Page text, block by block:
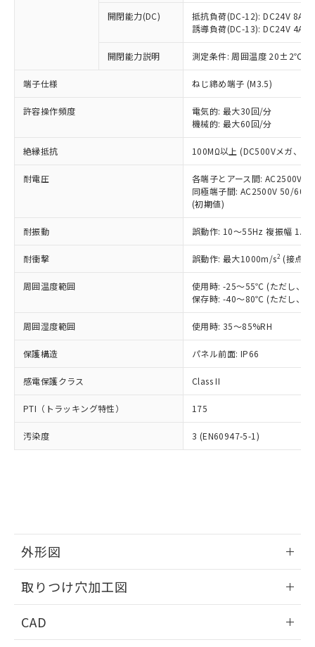
開閉能力(DC)
抵抗負荷(DC-12): DC24V 8A/
誘導負荷(DC-13): DC24V 4A/
開閉能力説明 測定条件: 周囲温度 20±2℃、
端子仕様 ねじ締め端子 (M3.5)
許容操作頻度
電気的: 最大30回/分
機械的: 最大60回/分
絶縁抵抗 100MΩ以上 (DC500Vメガ、点
耐電圧
各端子とアース間: AC2500V
同極端子間: AC2500V 50/
(初期値)
耐振動 誤動作: 10～55Hz 複振幅
耐衝撃 誤動作: 最大1000m/s2 (接点
周囲温度範囲
使用時: -25～55℃ (ただし、氷
保存時: -40～80℃ (ただし、氷
周囲湿度範囲 使用時: 35～85%RH
保護構造 パネル前面: IP66
感電保護クラス Class II
PTI（トラッキング特性） 175
汚染度 3 (EN60947-5-1)
外形図
取りつけ穴加工図
CAD
ことをご了承ください。
在庫状況および標準価格照会結果は、
記載している更新日時点での社内デー
タに基づき作成されるものであり、閲
覧された時点での実際の在庫および標
準価格とは異なる場合があることをご
正式な納期状況および標準価格はお客
様のお取引先、またはお客様担当のオ
ムロン制御機器販売店・当社販売員に
オムロン制御機器販売店や当社販売拠
販売ネットワーク
」をご確認
在庫状況および標準価格結果を当社の
事前の承諾なく第三者に漏洩または開
示しないようお願いします。
マイパーツ機能（部品リスト作成サー
ビス）をご利用いただくには、I-Web
メンバーズにご登録されている必要が
お客様が当ウェブサイト上で当社にご
登録された部品リストについて、当社
および当社の共同利用者が、当社の製
品・サービスに関するお客様との取
引・商談に必要な範囲で利用すること
※当社の共同利用者とは、"個人情報
の「1.共同利
用者の範囲」に記載されている法人を
いたものが、含有品と判明した場合などや
むを得ず変更することがあります。
*EU RoHS指令（10物質）：
鉛(Pb) 1000ppm以下、 水銀(Hg) 1000ppm以下、 カド
六価クロム(Cr(Ⅵ)) 1000ppm以下、ポリ臭化ビフェニル
類(PBB) 1000ppm以下、ポリ臭化ジフェニルエーテル類
(PBDE) 1000ppm以下、フタル酸ビス(2-エチルヘキシ
ル) (DEHP)(別名：DOP) 1000ppm以下、フタル酸ブチ
ルベンジル（BBP） 1000ppm以下、フタル酸ジブチル
（DBP） 1000ppm以下、フタル酸ジイソブチル
(DIBP) 1000ppm以下
但し、RoHS指令で産業用監視および制御機器に対する
フタル酸エステル類の４物質については閾値を超える意
図的な使用がないことを確認しています。
部品在庫の切り替え状況などにより、予定
月が前後することがあります。
※3 非含有証明書ダウンロード
下記の非含有証明書をダウンロードするこ
とができます。
EU RoHS指令（10物質）の非含有証明書
51物質の非含有証明書（当社基準）
※本証明書は発行日時点で非含有を証明す
るもので、過去に遡って非含有を証明する
していることから、特段のことがない限
り、2022年1月12日より割愛しておりま
す。
基準値を超えていることを示します。
「－」：未確認です。当社販売部門へお問
ム) : 100ppm、
Cr(Ⅵ)(六価クロム) : 1000ppm、 PBBs(ポリ臭化ビフェ
ニル類) : 1000ppm、 PBDEs(ポリ臭化ジフェニルエーテ
ル類) : 1000ppm、
DBP(フタル酸ジブチル) : 1000ppm、 DIBP(フタル酸ジ
イソブチル) : 1000ppm、 BBP(フタル酸ブチルベンジ
ル) : 1000ppm、
DEHP(フタル酸ビス(2-エチルヘキシル)) : 1000ppm
「ｅ」：有害物質（10物質）のすべてが基
準値以下であることを示します。
「10」：通常の使用状況下において有害物
質が外部に漏えいし、環境に深刻な影響を
及ぼさない年数を意味します。
「－」：未確認です。当社販売部門へお問
い合わせください。
当社は、これら貴社製品のうち、外国
為替および外国貿易法に定める商品
（以下｢規制貨物等」という）を輸出
または国外への提供する場合は、日本
国政府の輸出許可(または役務取引許
可)を取得するなどの必要な手続きを
当社は規制貨物を破棄する場合は、完
全に破砕するなど、違法に輸出されな
いよう必要な手段を講じます。
当社は貴社製品を、核兵器、ミサイ
ル、化学兵器、生物兵器またはその他
武器並びにこれらの製造装置等に一切
当社は、貴社製品を第三者に販売する
場合は、上記1、2および3の内容を当
該第三者に通知します。また当社は、
販売先および販売に係わる関係者が違
法に輸出するおそれがある場合は、取
り引きをいたしません。
キャンセル
説明
○ 一定数以上の在庫あり
一定数には満たないが在庫あり
在庫なし(最新の在庫状況につ
いては、お客様のお取引先、ま
たはお客様担当のオムロン制御
機器販売店・当社販売員にご確
白
受注生産機種、また在庫状況の
情報を公開していない機種